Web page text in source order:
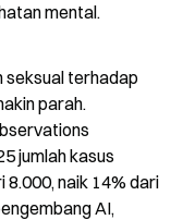
mental.
seksual terhadap
parah.
jumlah kasus
naik 14% dari
AI,